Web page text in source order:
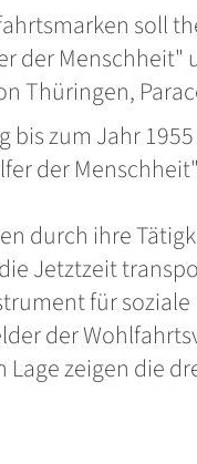
soll
der
Thüringen,
bis zum Jahr
der
durch ihre
Jetztzeit
für
der
zeigen die